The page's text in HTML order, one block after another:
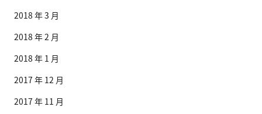
2018 年 3 月
2018 年 2 月
2018 年 1 月
2017 年 12 月
2017 年 11 月